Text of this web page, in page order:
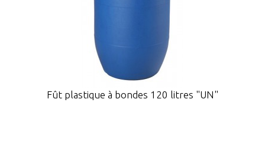
Fût plastique à bondes 120 litres "UN"